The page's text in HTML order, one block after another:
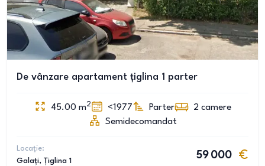
De vânzare apartament țiglina 1 parter
45.00 m2 <1977 Parter 2 camere
Semidecomandat
Locație:
Galați, Țiglina 1
59 000